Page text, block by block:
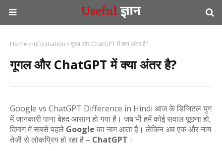
Home information गूगल और ChatGPT में क्या अंतर है?
गूगल और ChatGPT में क्या अंतर है?
Google vs ChatGPT Difference in Hindi आज के डिजिटल युग
में जानकारी पाना बेहद आसान हो गया है। जब भी हमें कोई सवाल पूछना हो,
दिमाग में सबसे पहले Google का नाम आता है। लेकिन अब एक और नाम
तेजी से लोकप्रिय हो रहा है – ChatGPT ।